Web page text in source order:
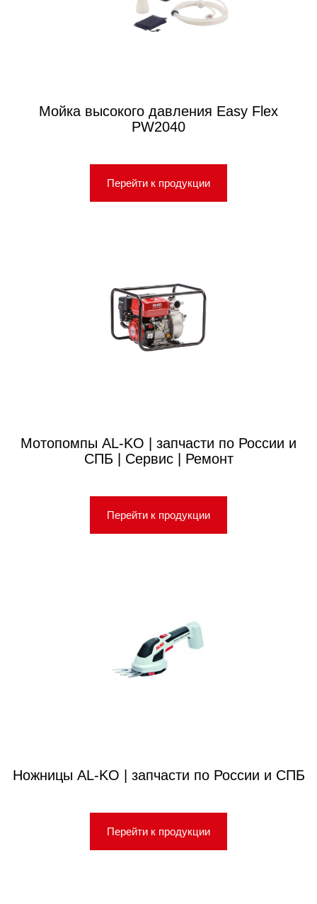
Мойка высокого давления Easy Flex
PW2040
Перейти к продукции
Мотопомпы AL-KO | запчасти по России и
СПБ | Сервис | Ремонт
Перейти к продукции
Ножницы AL-KO | запчасти по России и СПБ
Перейти к продукции